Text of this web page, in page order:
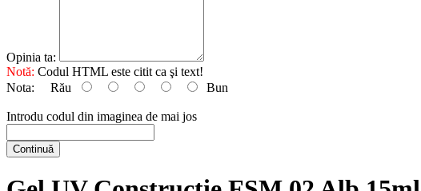
Opinia ta:
Notă: Codul HTML este citit ca şi text!
Nota: Rău Bun
Introdu codul din imaginea de mai jos
Continuă